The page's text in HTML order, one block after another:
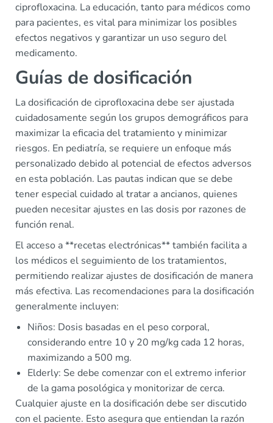
ciprofloxacina. La educación, tanto para médicos como
para pacientes, es vital para minimizar los posibles
efectos negativos y garantizar un uso seguro del
medicamento.
Guías de dosificación
La dosificación de ciprofloxacina debe ser ajustada
cuidadosamente según los grupos demográficos para
maximizar la eficacia del tratamiento y minimizar
riesgos. En pediatría, se requiere un enfoque más
personalizado debido al potencial de efectos adversos
en esta población. Las pautas indican que se debe
tener especial cuidado al tratar a ancianos, quienes
pueden necesitar ajustes en las dosis por razones de
función renal.
El acceso a **recetas electrónicas** también facilita a
los médicos el seguimiento de los tratamientos,
permitiendo realizar ajustes de dosificación de manera
más efectiva. Las recomendaciones para la dosificación
generalmente incluyen:
Niños: Dosis basadas en el peso corporal,
considerando entre 10 y 20 mg/kg cada 12 horas,
maximizando a 500 mg.
Elderly: Se debe comenzar con el extremo inferior
de la gama posológica y monitorizar de cerca.
Cualquier ajuste en la dosificación debe ser discutido
con el paciente. Esto asegura que entiendan la razón